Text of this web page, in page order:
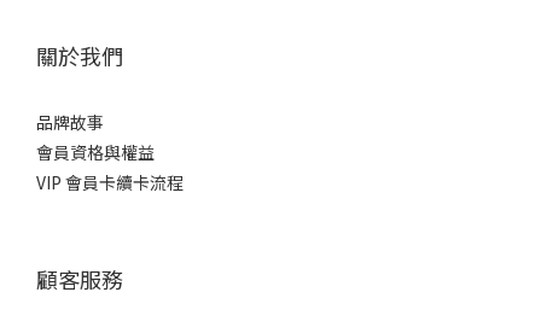
關於我們
品牌故事
會員資格與權益
VIP 會員卡續卡流程
顧客服務